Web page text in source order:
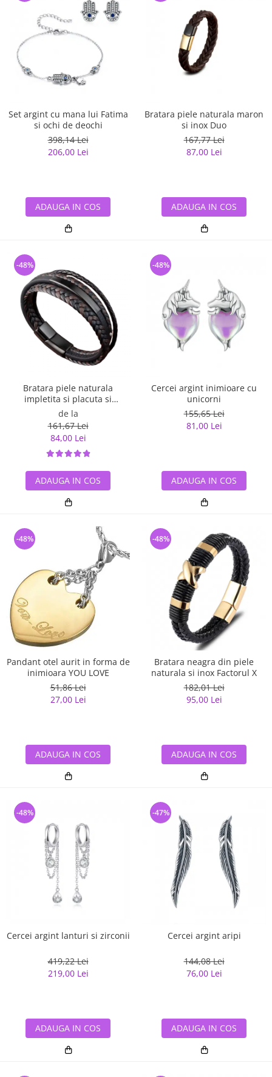
Set argint cu mana lui Fatima
si ochi de deochi
398,14 Lei
206,00 Lei
ADAUGA IN COS
Bratara piele naturala maron
si inox Duo
167,77 Lei
87,00 Lei
ADAUGA IN COS
Bratara piele naturala
impletita si placuta si
inchizatoare din inox
de la
161,67 Lei
84,00 Lei
-48%
ADAUGA IN COS
Cercei argint inimioare cu
unicorni
155,65 Lei
81,00 Lei
-48%
ADAUGA IN COS
Pandant otel aurit in forma de
inimioara YOU LOVE
51,86 Lei
27,00 Lei
-48%
ADAUGA IN COS
Bratara neagra din piele
naturala si inox Factorul X
182,01 Lei
95,00 Lei
-48%
ADAUGA IN COS
Cercei argint lanturi si zirconii
419,22 Lei
219,00 Lei
-48%
ADAUGA IN COS
Cercei argint aripi
144,08 Lei
76,00 Lei
-47%
ADAUGA IN COS